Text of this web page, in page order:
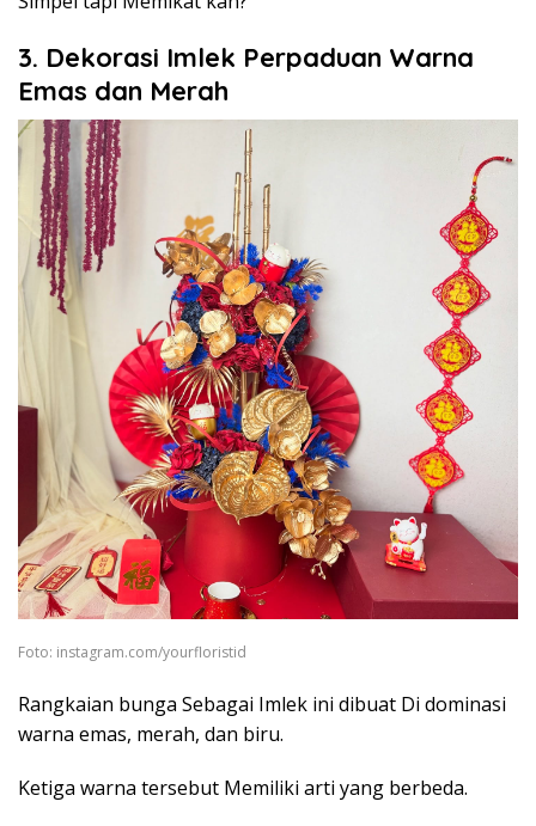
3. Dekorasi Imlek Perpaduan Warna
Emas dan Merah
Foto: instagram.com/yourfloristid
Rangkaian bunga Sebagai Imlek ini dibuat Di dominasi
warna emas, merah, dan biru.
Ketiga warna tersebut Memiliki arti yang berbeda.